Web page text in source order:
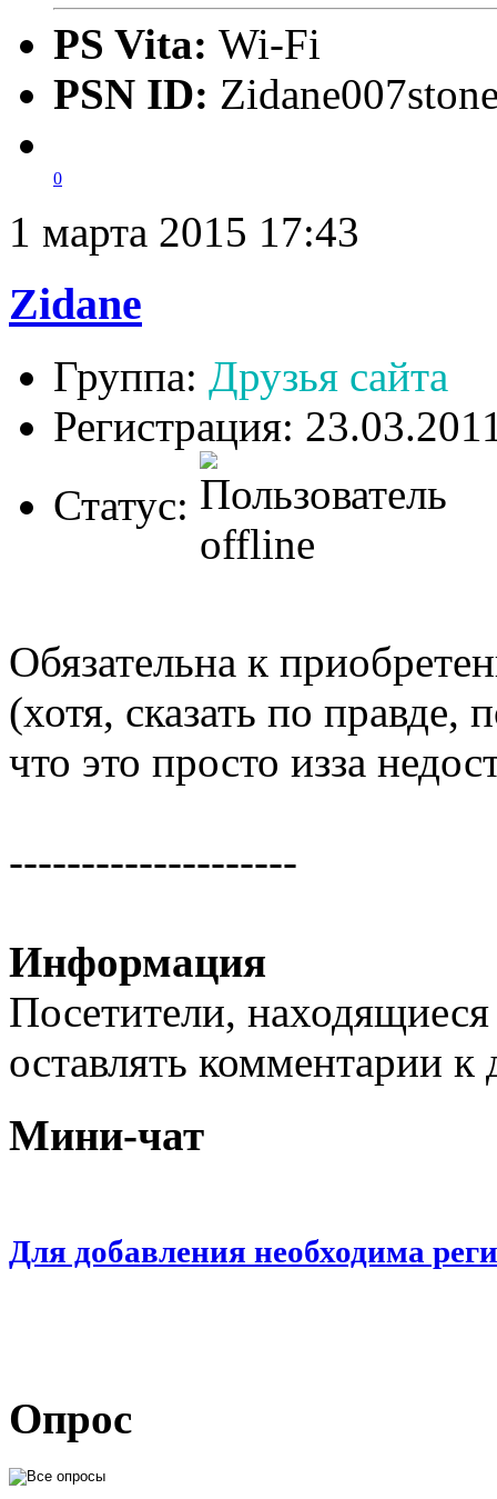
PS Vita: Wi-Fi
PSN ID:
0
1 марта 2015 17:43
Zidane
Группа: Друзья сайта
Регистрация:
Статус:
Обязательна к
(хотя, сказать по правде,
что это просто изза
--------------------
Информация
Посетители,
оставлять комментарии
Мини-чат
Для добавления необходима
Опрос